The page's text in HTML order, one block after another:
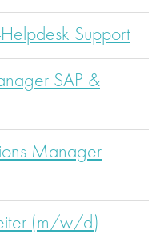
Support
SAP &
Manager
(m/w/d)